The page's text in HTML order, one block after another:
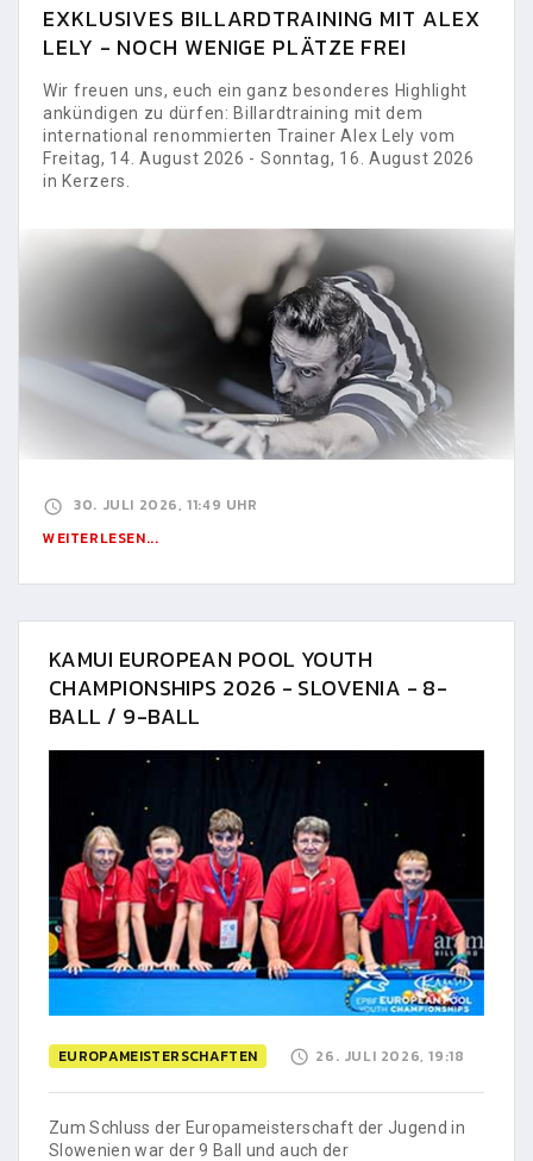
EXKLUSIVES BILLARDTRAINING MIT ALEX
LELY - NOCH WENIGE PLÄTZE FREI
Wir freuen uns, euch ein ganz besonderes Highlight
ankündigen zu dürfen: Billardtraining mit dem
international renommierten Trainer Alex Lely vom
Freitag, 14. August 2026 - Sonntag, 16. August 2026
in Kerzers.
30. JULI 2026, 11:49 UHR
WEITERLESEN...
KAMUI EUROPEAN POOL YOUTH
CHAMPIONSHIPS 2026 - SLOVENIA - 8-
BALL / 9-BALL
EUROPAMEISTERSCHAFTEN 26. JULI 2026, 19:18
Zum Schluss der Europameisterschaft der Jugend in
Slowenien war der 9 Ball und auch der